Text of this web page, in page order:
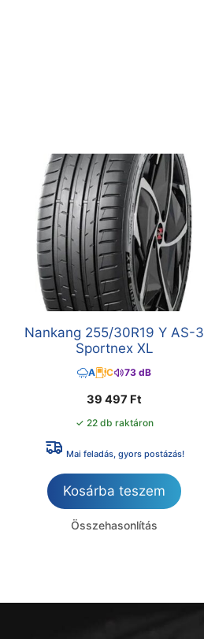
Nankang 255/30R19 Y AS-3
Sportnex XL
A C 73 dB
39 497 Ft
✓ 22 db raktáron
Mai feladás, gyors postázás!
Kosárba teszem
Összehasonlítás